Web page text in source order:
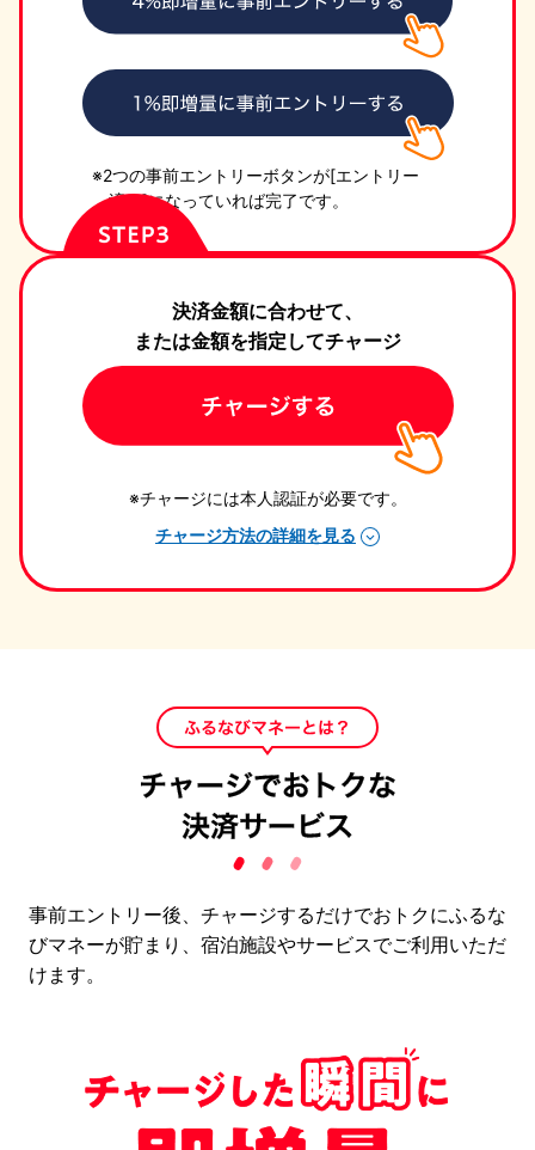
2つの事前エントリーボタンが[エントリー
済み]になっていれば完了です。
決済金額に合わせて、
または金額を指定してチャージ
チャージには本人認証が必要です。
チャージ方法の詳細を見る
事前エントリー後、チャージするだけでおトクにふるな
びマネーが貯まり、 宿泊施設やサービスでご利用いただ
けます。